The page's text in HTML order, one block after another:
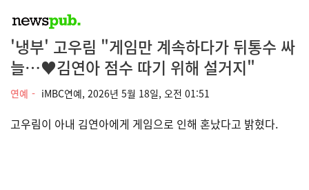
'냉부' 고우림 "게임만 계속하다가 뒤통수 싸
늘…♥김연아 점수 따기 위해 설거지"
연예 iMBC연예, 2026년 5월 18일, 오전 01:51
고우림이 아내 김연아에게 게임으로 인해 혼났다고 밝혔다.